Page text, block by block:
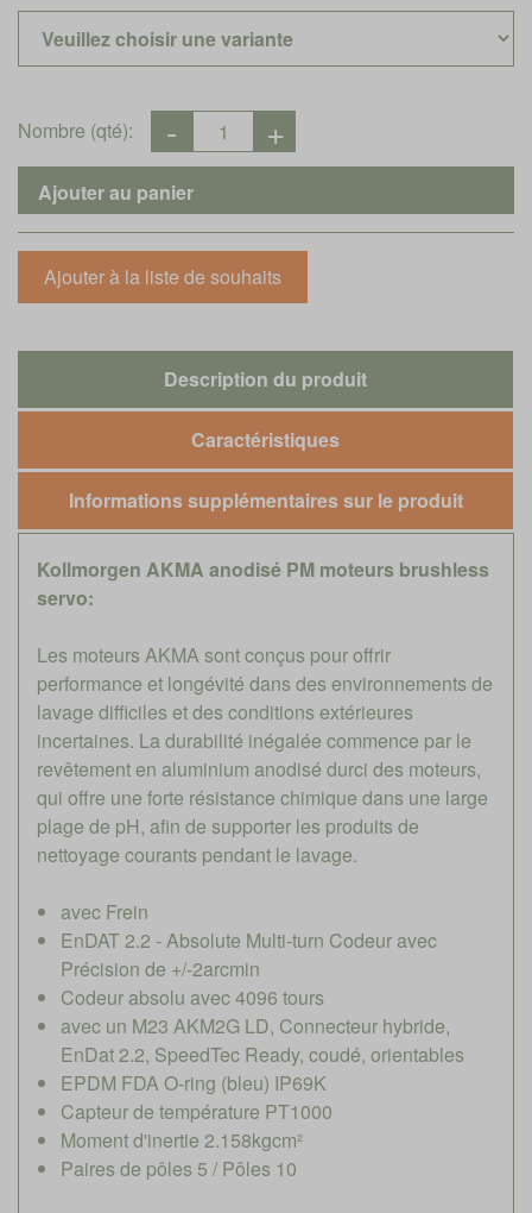
Nombre (qté):
Description du produit
Caractéristiques
Informations supplémentaires sur le produit
Kollmorgen AKMA anodisé PM moteurs brushless
servo:
Les moteurs AKMA sont conçus pour offrir
performance et longévité dans des environnements de
lavage difficiles et des conditions extérieures
incertaines. La durabilité inégalée commence par le
revêtement en aluminium anodisé durci des moteurs,
qui offre une forte résistance chimique dans une large
plage de pH, afin de supporter les produits de
nettoyage courants pendant le lavage.
avec Frein
EnDAT 2.2 - Absolute Multi-turn Codeur avec
Précision de +/-2arcmin
Codeur absolu avec 4096 tours
avec un M23 AKM2G LD, Connecteur hybride,
EnDat 2.2, SpeedTec Ready, coudé, orientables
EPDM FDA O-ring (bleu) IP69K
Capteur de température PT1000
Moment d'inertie 2.158kgcm²
Paires de pôles 5 / Pôles 10